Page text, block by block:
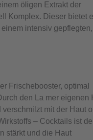
öligen Extrakt der
Komplex. Dieser bietet
intensiv gepflegten,
Frischebooster, optimal
den La mer eigenen
mit der Haut
– Cocktails ist
stärkt und die Haut